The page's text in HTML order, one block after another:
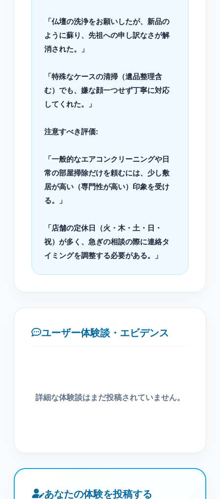
「仏壇の洗浄をお願いしたが、新品の
ように蘇り、先祖への申し訳なさが解
消された。」
「特殊なケースの清掃（遺品整理含
む）でも、嫌な顔一つせず丁寧に対応
してくれた。」
注意すべき評価:
「一般的なエアコンクリーニングや日
常の部屋掃除だけを頼むには、少し敷
居が高い（専門性が高い）印象を受け
る。」
「店舗の定休日（火・木・土・日・
祝）が多く、急ぎの相談の際に連絡タ
イミングを調整する必要がある。」
ユーザー体験談・エビデンス
詳細な体験談はまだ投稿されていません。
あなたの体験を投稿する